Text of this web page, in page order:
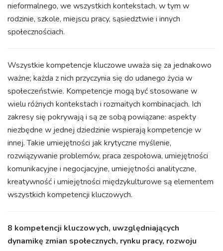
nieformalnego, we wszystkich kontekstach, w tym w
rodzinie, szkole, miejscu pracy, sąsiedztwie i innych
społecznościach.
Wszystkie kompetencje kluczowe uważa się za jednakowo
ważne; każda z nich przyczynia się do udanego życia w
społeczeństwie. Kompetencje mogą być stosowane w
wielu różnych kontekstach i rozmaitych kombinacjach. Ich
zakresy się pokrywają i są ze sobą powiązane: aspekty
niezbędne w jednej dziedzinie wspierają kompetencje w
innej. Takie umiejętności jak krytyczne myślenie,
rozwiązywanie problemów, praca zespołowa, umiejętności
komunikacyjne i negocjacyjne, umiejętności analityczne,
kreatywność i umiejętności międzykulturowe są elementem
wszystkich kompetencji kluczowych.
8 kompetencji kluczowych, uwzględniających
dynamikę zmian społecznych, rynku pracy, rozwoju